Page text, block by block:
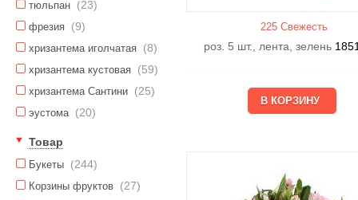
тюльпан (23)
фрезия (9)
хризантема иголчатая (8)
хризантема кустовая (59)
хризантема Сантини (25)
эустома (20)
Товар
Букеты (244)
Корзины фруктов (27)
225 Свежесть
роз. 5 шт., лента, зелень